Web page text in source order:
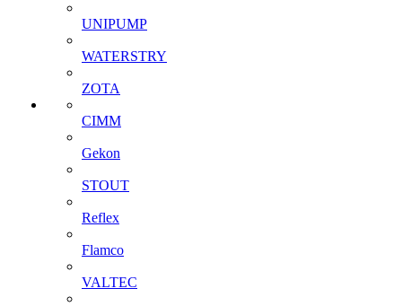
UNIPUMP
WATERSTRY
ZOTA
CIMM
Gekon
STOUT
Reflex
Flamco
VALTEC